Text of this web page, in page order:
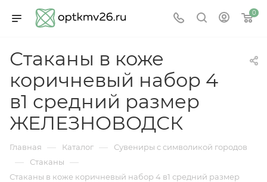
0
Стаканы в коже
коричневый набор 4
в1 средний размер
ЖЕЛЕЗНОВОДСК
Главная — Каталог — Сувениры с символикой городов
— Стаканы —
Стаканы в коже коричневый набор 4 в1 средний размер